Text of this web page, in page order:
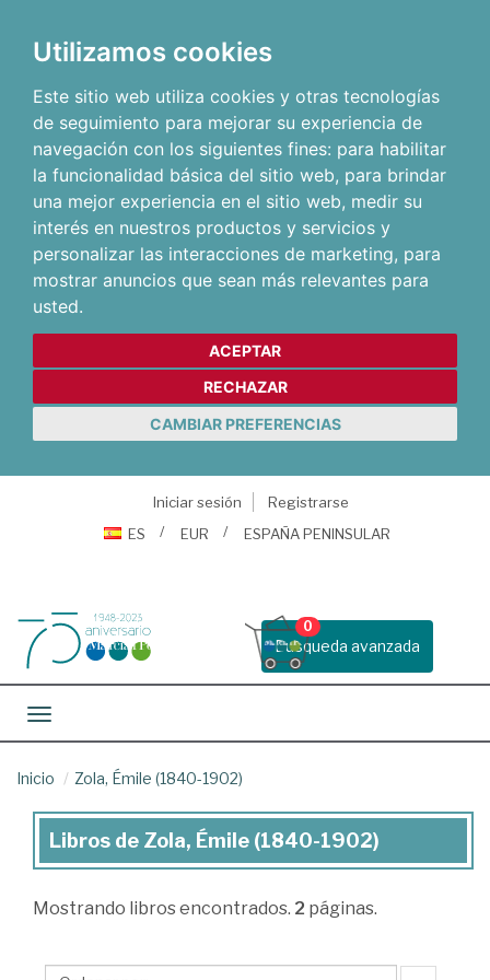
Utilizamos cookies
Este sitio web utiliza cookies y otras tecnologías
de seguimiento para mejorar su experiencia de
navegación con los siguientes fines: para habilitar
la funcionalidad básica del sitio web, para brindar
una mejor experiencia en el sitio web, medir su
interés en nuestros productos y servicios y
personalizar las interacciones de marketing, para
mostrar anuncios que sean más relevantes para
usted.
ACEPTAR
RECHAZAR
CAMBIAR PREFERENCIAS
Iniciar sesión
Registrarse
ES
EUR ESPAÑA PENINSULAR
Busqueda avanzada
0
Toggle navigation
Inicio Zola, Émile (1840-1902)
Libros
Zola,
Libros de Zola, Émile (1840-1902)
Mostrando libros encontrados. 2 páginas.